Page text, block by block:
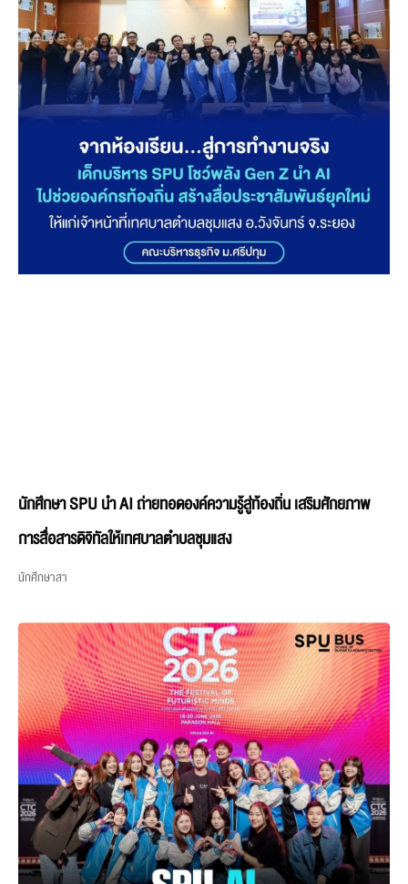
นักศึกษา SPU นำ AI ถ่ายทอดองค์ความรู้สู่ท้องถิ่น เสริมศักยภาพ
การสื่อสารดิจิทัลให้เทศบาลตำบลชุมแสง
นักศึกษาสา